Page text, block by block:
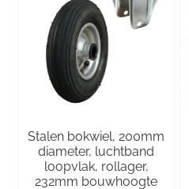
Stalen bokwiel, 200mm
diameter, luchtband
loopvlak, rollager,
232mm bouwhoogte